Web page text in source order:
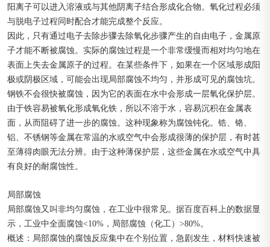
阳离子可以进入溶液或与其他阴离子结合形成化合物。氧化过程必须
与脱电子过程同时配合才能完成整个反应。
因此，只有通过电子去除步骤去除氧化步骤产生的自由电子，金属原
子才能不断被腐蚀。实际的腐蚀过程是一个非常缓慢而相对均匀地在
表面上失去金属原子的过程。在某些条件下，如果在一个区域形成阳
极或阴极区域，可能会出现局部腐蚀不均匀，并形成可见的腐蚀坑。
钢铁不会很快被腐蚀，因为它的表面在水中会形成一层氧化保护层。
由于铁容易被氧化形成氧化铁，所以不溶于水，容易沉积在金属表
面，从而阻碍了进一步的腐蚀。这种现象称为腐蚀钝化。锆、铬、
铝、不锈钢等金属在常温的水或空气中会形成很薄的保护层，有时甚
至薄得肉眼无法分辨。由于这种薄保护层，这些金属在水或空气中具
有良好的耐腐蚀性。
局部腐蚀
局部腐蚀又叫非均匀腐蚀，在工业中很常见。据百度百科上的数据显
示，工业中全面腐蚀<10%，局部腐蚀（化工）>80%。
概述：局部腐蚀的腐蚀反应集中在个别位置，急剧发生，材料快速被